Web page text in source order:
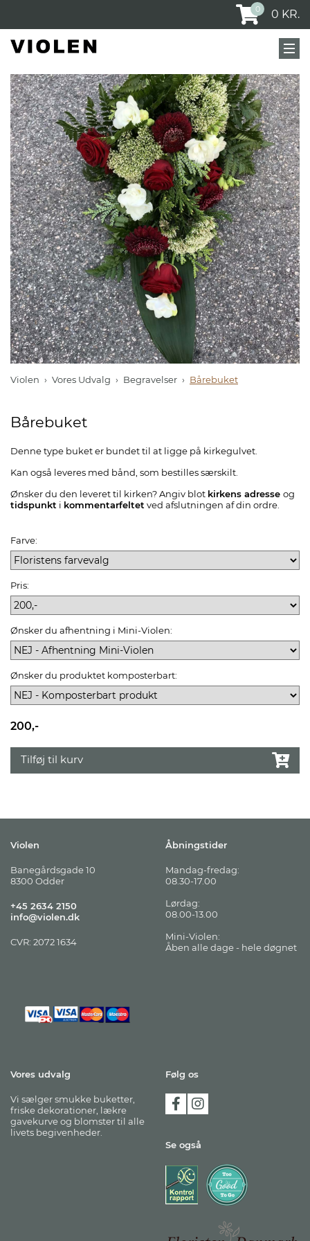
0 0 KR.
Violen Vores Udvalg Begravelser Bårebuket
Bårebuket
Denne type buket er bundet til at ligge på kirkegulvet.
Kan også leveres med bånd, som bestilles særskilt.
Ønsker du den leveret til kirken? Angiv blot kirkens adresse og
tidspunkt i kommentarfeltet ved afslutningen af din ordre.
Farve:
Pris:
Ønsker du afhentning i Mini-Violen:
Ønsker du produktet komposterbart:
200,-
Tilføj til kurv
Violen
Banegårdsgade 10
8300 Odder
+45 2634 2150
info@violen.dk
CVR: 2072 1634
Åbningstider
Mandag-fredag:
08.30-17.00
Lørdag:
08.00-13.00
Mini-Violen:
Åben alle dage - hele døgnet
Vores udvalg
Vi sælger smukke buketter,
friske dekorationer, lækre
gavekurve og blomster til alle
livets begivenheder.
Følg os
Se også